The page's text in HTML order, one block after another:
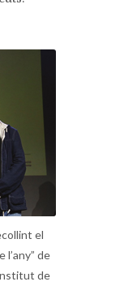
el
l’any” de
de